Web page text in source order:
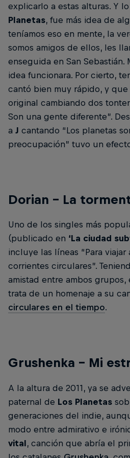
explicarlo a estas alturas. Y
Planetas, fue más idea de
teníamos eso en mente, la
somos amigos de ellos, les
enseguida en San
idea funcionara. Por cierto,
cantó bien muy rápido, y que
original cambiando dos
Son una gente diferente”.
a J cantando “Los planetas
preocupación” tuvo un
Dorian – La
Uno de los singles más
(publicado en ‘La ciudad
incluye las líneas “Para
corrientes circulares”.
amistad entre ambos grupos,
trata de un homenaje a su
circulares en el tiempo.
Grushenka – Mi
A la altura de 2011, ya se
paternal de Los Planetas
generaciones del indie,
modo entre admirativo e
vital, canción que abría el